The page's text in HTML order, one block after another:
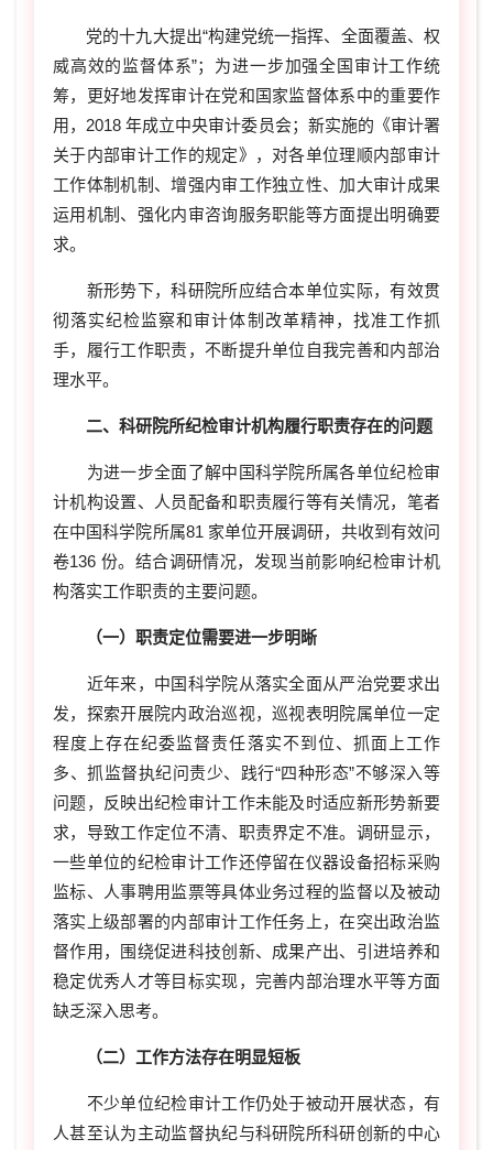
党的十九大提出“构建党统一指挥、全面覆盖、权
威高效的监督体系”；为进一步加强全国审计工作统
筹，更好地发挥审计在党和国家监督体系中的重要作
用，2018 年成立中央审计委员会；新实施的《审计署
关于内部审计工作的规定》，对各单位理顺内部审计
工作体制机制、增强内审工作独立性、加大审计成果
运用机制、强化内审咨询服务职能等方面提出明确要
求。
新形势下，科研院所应结合本单位实际，有效贯
彻落实纪检监察和审计体制改革精神，找准工作抓
手，履行工作职责，不断提升单位自我完善和内部治
理水平。
二、科研院所纪检审计机构履行职责存在的问题
为进一步全面了解中国科学院所属各单位纪检审
计机构设置、人员配备和职责履行等有关情况，笔者
在中国科学院所属81 家单位开展调研，共收到有效问
卷136 份。结合调研情况，发现当前影响纪检审计机
构落实工作职责的主要问题。
（一）职责定位需要进一步明晰
近年来，中国科学院从落实全面从严治党要求出
发，探索开展院内政治巡视，巡视表明院属单位一定
程度上存在纪委监督责任落实不到位、抓面上工作
多、抓监督执纪问责少、践行“四种形态”不够深入等
问题，反映出纪检审计工作未能及时适应新形势新要
求，导致工作定位不清、职责界定不准。调研显示，
一些单位的纪检审计工作还停留在仪器设备招标采购
监标、人事聘用监票等具体业务过程的监督以及被动
落实上级部署的内部审计工作任务上，在突出政治监
督作用，围绕促进科技创新、成果产出、引进培养和
稳定优秀人才等目标实现，完善内部治理水平等方面
缺乏深入思考。
（二）工作方法存在明显短板
不少单位纪检审计工作仍处于被动开展状态，有
人甚至认为主动监督执纪与科研院所科研创新的中心